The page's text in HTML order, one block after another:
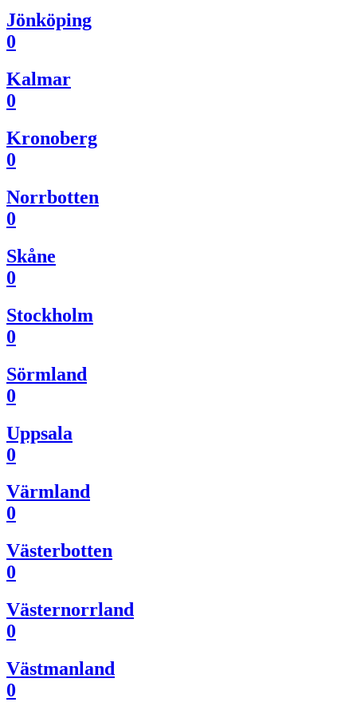
Jönköping
0
Kalmar
0
Kronoberg
0
Norrbotten
0
Skåne
0
Stockholm
0
Sörmland
0
Uppsala
0
Värmland
0
Västerbotten
0
Västernorrland
0
Västmanland
0